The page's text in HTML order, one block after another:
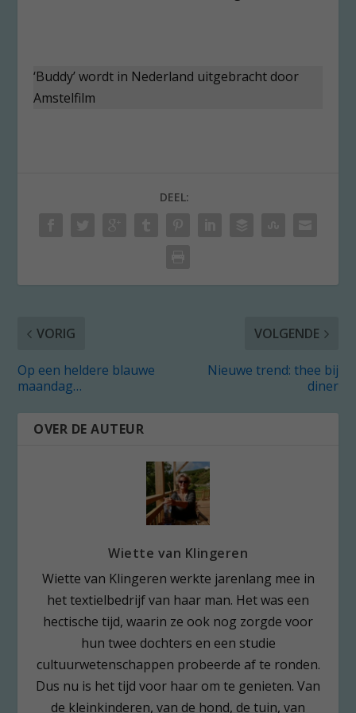
‘Buddy’ wordt in Nederland uitgebracht door
Amstelfilm
DEEL:
VORIG
Op een heldere blauwe
maandag…
VOLGENDE
Nieuwe trend: thee bij
diner
OVER DE AUTEUR
Wiette van Klingeren
Wiette van Klingeren werkte jarenlang mee in
het textielbedrijf van haar man. Het was een
hectische tijd, waarin ze ook nog zorgde voor
hun twee dochters en een studie
cultuurwetenschappen probeerde af te ronden.
Dus nu is het tijd voor haar om te genieten. Van
de kleinkinderen, van de hond, de tuin, van